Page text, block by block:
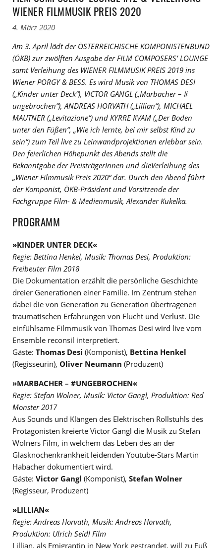
WIENER FILMMUSIK PREIS 2020
4. März 2020
Am 3. April lädt der ÖSTERREICHISCHE KOMPONISTENBUND
(ÖKB) zur zwölften Ausgabe der FILM COMPOSERS’ LOUNGE
samt Verleihung des WIENER FILMMUSIK PREIS 2019 ins
Wiener PORGY & BESS. Es wird Musik von THOMAS DESI
(„Kinder unter Deck“), VICTOR GANGL („Marbacher – #
ungebrochen“), ANDREAS HORVATH („Lillian“), MICHAEL
MAUTNER („Levitazione“) und KYRRE KVAM („Der Boden
unter den Füßen“, „Wie ich lernte, bei mir selbst Kind zu
sein“) zum Teil live zu Leinwandprojektionen erlebbar sein.
Den feierlichen Höhepunkt des Abends stellt die
Bekanntgabe der PreisträgerInnen und dieVerleihung des
„Wiener Filmmusik Preis 2020“ dar. Durch den Abend führt
der Komponist, ÖKB-Präsident und Vorsitzende der
Fachgruppe Film- & Medienmusik, Alexander Kukelka.
PROGRAMM
»KINDER UNTER DECK«
Regie: Bettina Henkel, Musik: Thomas Desi, Produktion:
Freibeuter Film 2018
Die Dokumentation erzählt die persönliche Geschichte
dreier Generationen einer Familie. Im Zentrum stehen
dabei die von Generation zu Generation übertragenen
traumatischen Erfahrungen von Flucht und Verlust. Die
einfühlsame Filmmusik von Thomas Desi wird live vom
Ensemble reconsil interpretiert.
Gäste: Thomas Desi (Komponist), Bettina Henkel
(Regisseurin), Oliver Neumann (Produzent)
»MARBACHER – #UNGEBROCHEN«
Regie: Stefan Wolner, Musik: Victor Gangl, Produktion: Red
Monster 2017
Aus Sounds und Klängen des Elektrischen Rollstuhls des
Protagonisten kreierte Victor Gangl die Musik zu Stefan
Wolners Film, in welchem das Leben des an der
Glasknochenkrankheit leidenden Youtube-Stars Martin
Habacher dokumentiert wird.
Gäste: Victor Gangl (Komponist), Stefan Wolner
(Regisseur, Produzent)
»LILLIAN«
Regie: Andreas Horvath, Musik: Andreas Horvath,
Produktion: Ulrich Seidl Film
Lillian, als Emigrantin in New York gestrandet, will zu Fuß